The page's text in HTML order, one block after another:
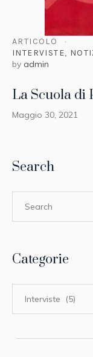
ARTICOLO
INTERVISTE,
by admin
La Scuola di
Maggio 30, 2021
Search
Categorie